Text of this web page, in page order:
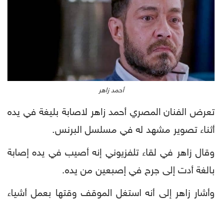
أحمد زاهر
تعرض الفنان المصري أحمد زاهر لاصابة بليغة في يده
أثناء تصوير مشهد له في مسلسل البرنس.
وقال زاهر في لقاء تلفزيوني إنه أصيب في يده إصابة
بالغة أدت إلى جرح في إصبعين من يده.
وأشار زاهر إلى أنه استغل الموقف وقتها بعمل أشياء